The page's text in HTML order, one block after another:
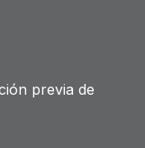
previa de